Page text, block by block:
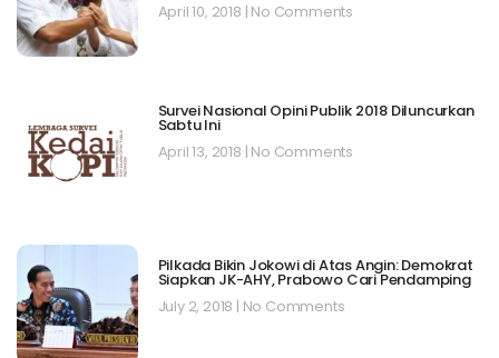
April 10, 2018 No Comments
Survei Nasional Opini Publik 2018 Diluncurkan
Sabtu Ini
April 13, 2018 No Comments
Pilkada Bikin Jokowi di Atas Angin: Demokrat
Siapkan JK-AHY, Prabowo Cari Pendamping
July 2, 2018 No Comments